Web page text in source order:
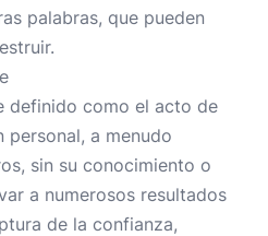
palabras, que pueden
definido como el acto de
a menudo
sin su conocimiento o
a numerosos resultados
de la confianza,